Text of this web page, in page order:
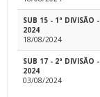
SUB 15 - 1ª DIVISÃO -
2024
18/08/2024
SUB 17 - 2ª DIVISÃO -
2024
03/08/2024